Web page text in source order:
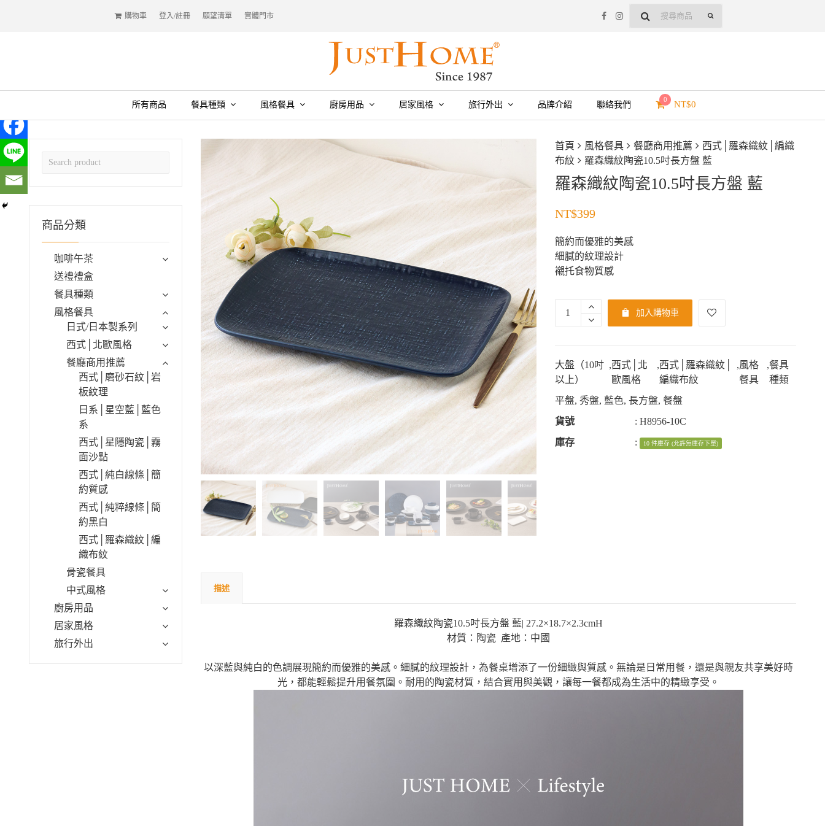
購物車 登入/註冊 願望清單 實體門市
所有商品 餐具種類 風格餐具 廚房用品 居家風格 旅行外出 品牌介紹 聯絡我們
0 NT$0
首頁 風格餐具 餐廳商用推薦
西式│羅森織紋│編織
布紋
羅森織紋陶瓷10.5吋長方盤 藍
羅森織紋陶瓷10.5吋長方盤 藍
NT$399
簡約而優雅的美感
細膩的紋理設計
襯托食物質感
加入購物車
大盤（10吋
以上）
,西式│北
歐風格
,西式│羅森織紋│
編織布紋
,風格
餐具
,餐具
種類
平盤, 秀盤, 藍色, 長方盤, 餐盤
貨號
: H8956-10C
庫存
: 10 件庫存 (允許無庫存下單)
描述
羅森織紋陶瓷10.5吋長方盤 藍| 27.2×18.7×2.3cmH
材質：陶瓷 產地：中國
以深藍與純白的色調展現簡約而優雅的美感。細膩的紋理設計，為餐桌增添了一份細緻與質感。無論是日常用餐，還是與親友共享美好時
光，都能輕鬆提升用餐氛圍。耐用的陶瓷材質，結合實用與美觀，讓每一餐都成為生活中的精緻享受。
商品分類
咖啡午茶
送禮禮盒
餐具種類
風格餐具
日式/日本製系列
西式│北歐風格
餐廳商用推薦
西式│磨砂石紋│岩
板紋理
日系│星空藍│藍色
系
西式│星隱陶瓷│霧
面沙點
西式│純白線條│簡
約質感
西式│純粹線條│簡
約黑白
西式│羅森織紋│編
織布紋
骨瓷餐具
中式風格
廚房用品
居家風格
旅行外出